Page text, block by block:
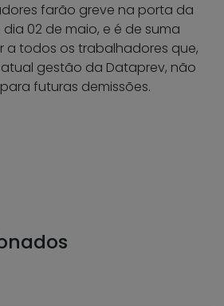
farão greve na porta da
02 de maio, e é de suma
a todos os trabalhadores que,
gestão da Dataprev, não
futuras demissões.